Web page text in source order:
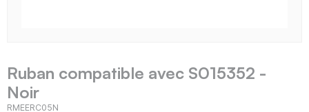
Ruban compatible avec S015352 -
Noir
RMEERC05N